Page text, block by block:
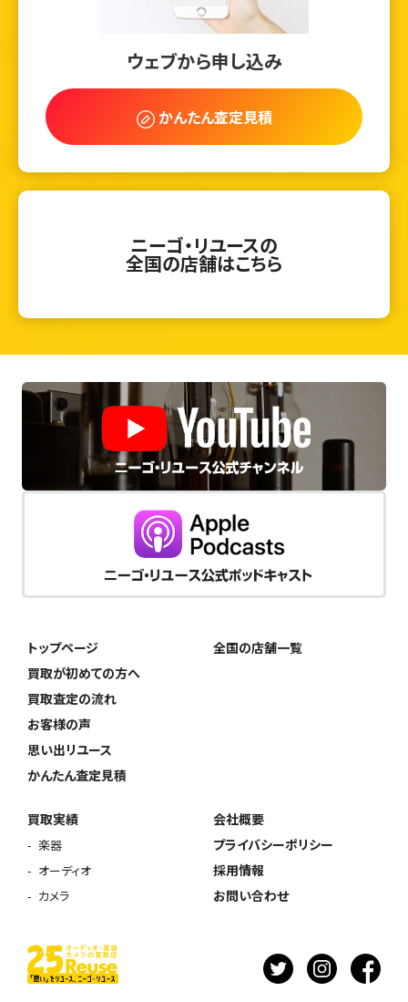
ウェブから申し込み
かんたん査定見積
ニーゴ・リユースの
全国の店舗はこちら
トップページ
買取が初めての方へ
買取査定の流れ
お客様の声
思い出リユース
かんたん査定見積
全国の店舗一覧
買取実績
楽器
オーディオ
カメラ
会社概要
プライバシーポリシー
採用情報
お問い合わせ